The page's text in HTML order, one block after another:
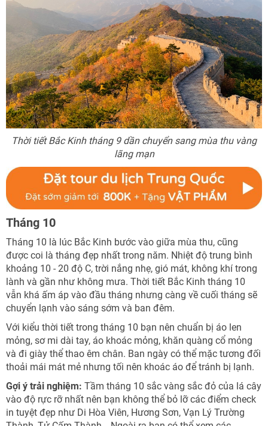
Thời tiết Bắc Kinh tháng 9 dần chuyển sang mùa thu vàng
lãng mạn
Tháng 10
Tháng 10 là lúc Bắc Kinh bước vào giữa mùa thu, cũng
được coi là tháng đẹp nhất trong năm. Nhiệt độ trung bình
khoảng 10 - 20 độ C, trời nắng nhẹ, gió mát, không khí trong
lành và gần như không mưa. Thời tiết Bắc Kinh tháng 10
vẫn khá ấm áp vào đầu tháng nhưng càng về cuối tháng sẽ
chuyển lạnh vào sáng sớm và ban đêm.
Với kiểu thời tiết trong tháng 10 bạn nên chuẩn bị áo len
mỏng, sơ mi dài tay, áo khoác mỏng, khăn quàng cổ mỏng
và đi giày thể thao êm chân. Ban ngày có thể mặc tương đối
thoải mái mát mẻ nhưng tối nên khoác áo để tránh bị lạnh.
Gợi ý trải nghiệm: Tầm tháng 10 sắc vàng sắc đỏ của lá cây
vào độ rực rỡ nhất nên bạn không thể bỏ lỡ các điểm check
in tuyệt đẹp như Di Hòa Viên, Hương Sơn, Vạn Lý Trường